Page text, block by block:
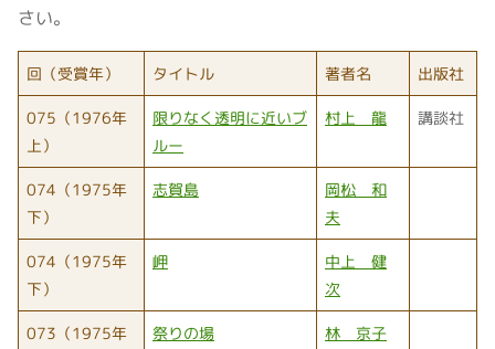
さい。
回（受賞年） タイトル 著者名 出版社
075（1976年
上）
限りなく透明に近いブ
ルー
村上 龍 講談社
074（1975年
下）
志賀島
岡松 和
夫
074（1975年
下）
岬
中上 健
次
073（1975年
祭りの場 林 京子